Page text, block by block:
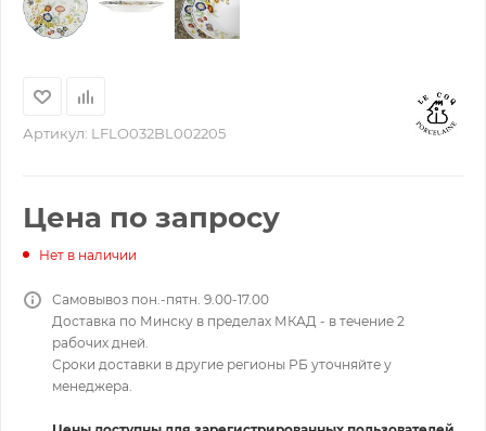
Артикул: LFLO032BL002205
Цена по запросу
Нет в наличии
Самовывоз пон.-пятн. 9.00-17.00
Доставка по Минску в пределах МКАД - в течение 2
рабочих дней.
Сроки доставки в другие регионы РБ уточняйте у
менеджера.